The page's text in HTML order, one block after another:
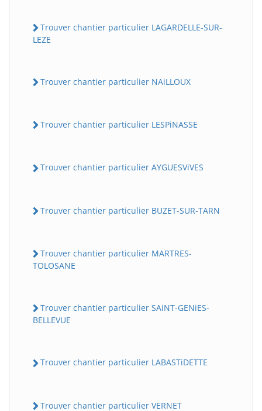
Trouver chantier particulier LAGARDELLE-SUR-
LEZE
Trouver chantier particulier NAiLLOUX
Trouver chantier particulier LESPiNASSE
Trouver chantier particulier AYGUESViVES
Trouver chantier particulier BUZET-SUR-TARN
Trouver chantier particulier MARTRES-
TOLOSANE
Trouver chantier particulier SAiNT-GENiES-
BELLEVUE
Trouver chantier particulier LABASTiDETTE
Trouver chantier particulier VERNET